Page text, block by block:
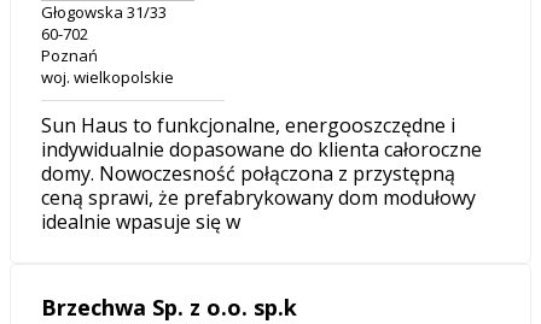
Głogowska 31/33
60-702
Poznań
woj. wielkopolskie
Sun Haus to funkcjonalne, energooszczędne i
indywidualnie dopasowane do klienta całoroczne
domy. Nowoczesność połączona z przystępną
ceną sprawi, że prefabrykowany dom modułowy
idealnie wpasuje się w
Brzechwa Sp. z o.o. sp.k